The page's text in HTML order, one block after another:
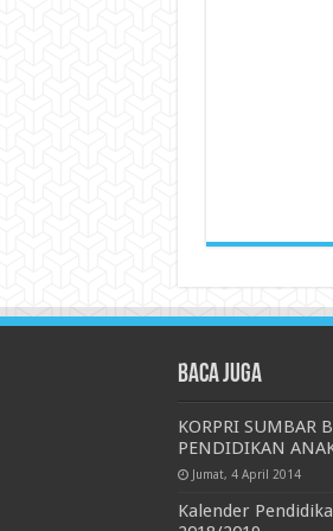
Baca juga
KORPRI SUMBAR
PENDIDIKAN
Jumat, 4 April 2014
Kalender